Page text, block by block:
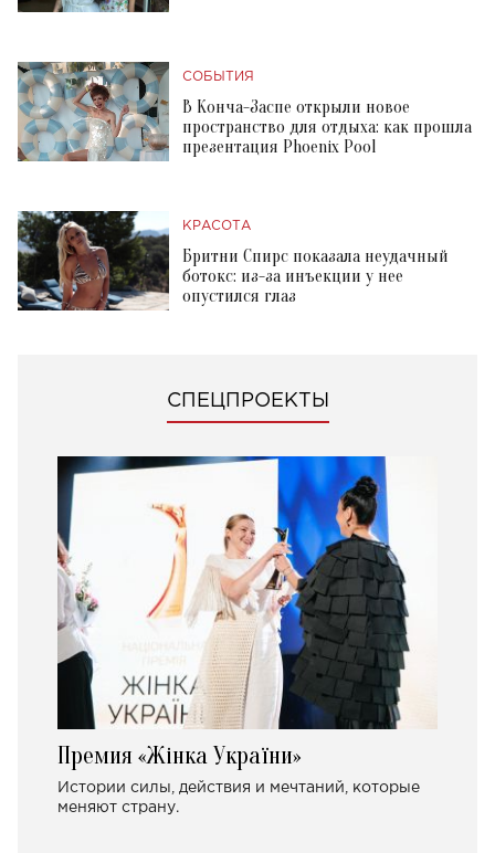
СОБЫТИЯ
В Конча-Заспе открыли новое
пространство для отдыха: как прошла
презентация Phoenix Pool
КРАСОТА
Бритни Спирс показала неудачный
ботокс: из-за инъекции у нее
опустился глаз
СПЕЦПРОЕКТЫ
Премия «Жінка України»
Истории силы, действия и мечтаний, которые
меняют страну.